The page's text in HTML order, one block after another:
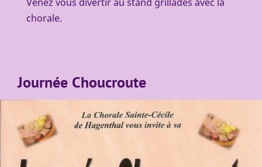
chorale.
Journée Choucroute